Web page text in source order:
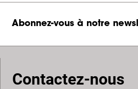
Abonnez-vous à notre
Contactez-nous